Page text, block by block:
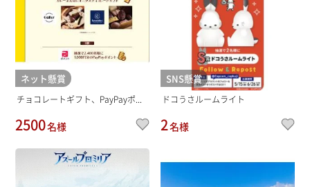
ネット懸賞
チョコレートギフト、PayPayポ...
2500名様
SNS懸賞
ドコうさルームライト
2名様